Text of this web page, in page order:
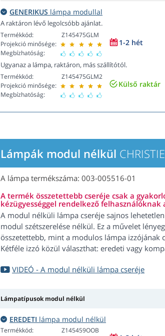
GENERIKUS lámpa modullal
A raktáron lévő legolcsóbb ajánlat.
Termékkód:
Projekció minősége:
Megbízhatóság:
Z145475GLM
1-2 hét
Ugyanaz a lámpa, raktáron, más szállítótól.
Termékkód:
Projekció minősége:
Megbízhatóság:
Z145475GLM2
Külső raktár
Lámpák modul nélkül
A lámpa termékszáma: 003-005516-01
A termék összetettebb cseréje csak a
kézügyességgel rendelkező felhasználóknak
A modul nélküli lámpa cseréje sajnos
modul szétszerelése nélkül. Ez a művelet
összetettebb, mint a modulos lámpa izzójának
Kétféle izzó közül választhat: eredeti vagy
VIDEÓ - A modul nélküli lámpa cseréje
Lámpatípusok modul nélkül
EREDETI lámpa modul nélkül
Termékkód:
Z145459OOB